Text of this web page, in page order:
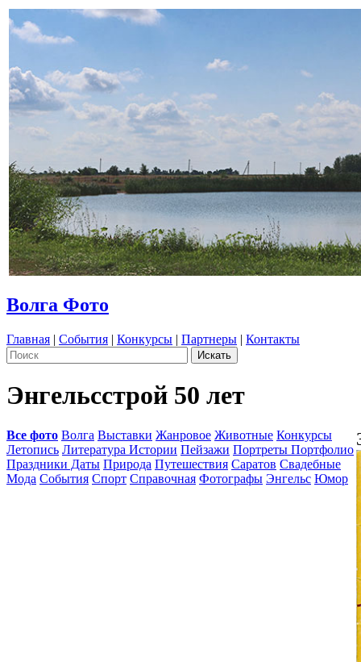
Волга Фото
Главная | События | Конкурсы | Партнеры | Контакты
Энгельсстрой 50 лет
Все фото Волга Выставки Жанровое Животные Конкурсы
Летопись Литература Истории Пейзажи Портреты Портфолио
Праздники Даты Природа Путешествия Саратов Свадебные
Мода События Спорт Справочная Фотографы Энгельс Юмор